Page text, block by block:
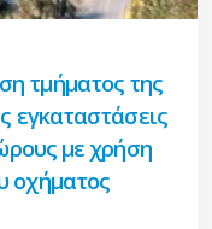
τμήματος της
εγκαταστάσεις
με χρήση
οχήματος